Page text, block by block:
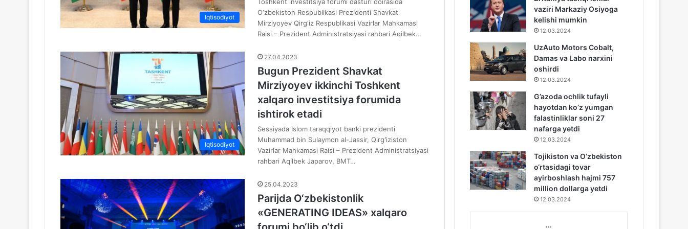
Iqtisodiyot
O‘zbekiston Respublikasi Prezidenti Shavkat
Mirziyoyev Qirg‘iz Respublikasi Vazirlar Mahkamasi
Raisi – Prezident Administratsiyasi rahbari Aqilbek…
Iqtisodiyot
27.04.2023
Bugun Prezident Shavkat
Mirziyoyev ikkinchi Toshkent
xalqaro investitsiya forumida
ishtirok etadi
Sessiyada Islom taraqqiyot banki prezidenti
Muhammad bin Sulaymon al-Jassir, Qirgʻiziston
Vazirlar Mahkamasi Raisi – Prezident Administratsiyasi
rahbari Aqilbek Japarov, BMT…
25.04.2023
Parijda O‘zbekistonlik
«GENERATING IDEAS» xalqaro
vaziri Markaziy Osiyoga
kelishi mumkin
12.03.2024
UzAuto Motors Cobalt,
Damas va Labo narxini
oshirdi
12.03.2024
G’azoda ochlik tufayli
hayotdan ko’z yumgan
falastinliklar soni 27
nafarga yetdi
12.03.2024
Tojikiston va O‘zbekiston
o‘rtasidagi tovar
ayirboshlash hajmi 757
million dollarga yetdi
12.03.2024
...